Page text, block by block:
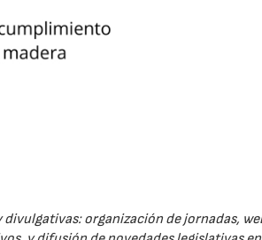
organización de jornadas,